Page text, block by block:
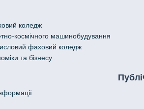
коледж
космічного машинобудування
фаховий коледж
та бізнесу